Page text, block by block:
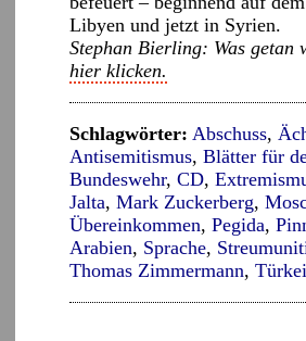
Libyen und jetzt in Syrien.
Stephan Bierling: Was getan
hier klicken.
Schlagwörter: Abschuss,
Antisemitismus, Blätter für
Bundeswehr, CD,
Jalta, Mark Zuckerberg,
Übereinkommen, Pegida,
Arabien, Sprache,
Thomas Zimmermann, Türkei